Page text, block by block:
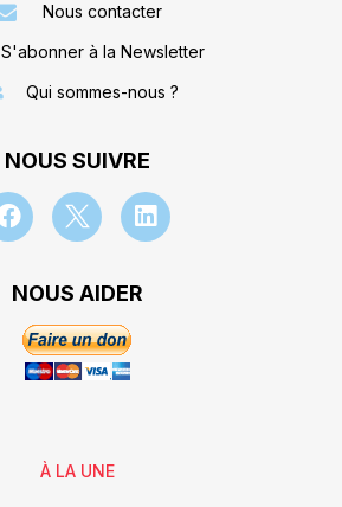
Nous contacter
S'abonner à la Newsletter
Qui sommes-nous ?
NOUS SUIVRE
NOUS AIDER
À LA UNE